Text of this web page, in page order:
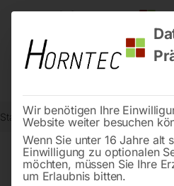
Start Metallbearbeitung Bohr- und
Wir benötigen Ihre
Website weiter besuchen
Wenn Sie unter 16 Jahre alt
Einwilligung zu optionalen
möchten, müssen Sie Ihre
um Erlaubnis bitten.